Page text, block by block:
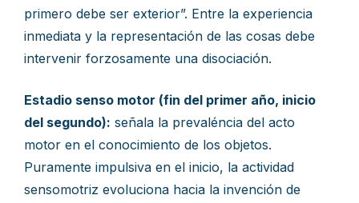
primero debe ser exterior”. Entre la experiencia
inmediata y la representación de las cosas debe
intervenir forzosamente una disociación.
Estadio senso motor (fin del primer año, inicio
del segundo): señala la prevaléncia del acto
motor en el conocimiento de los objetos.
Puramente impulsiva en el inicio, la actividad
sensomotriz evoluciona hacia la invención de